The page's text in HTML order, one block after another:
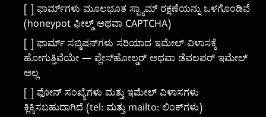
[ ] ಫಾರ್ಮ್‌ಗಳು ಮೂಲಭೂತ ಸ್ಪ್ಯಾಮ್ ರಕ್ಷಣೆಯನ್ನು ಒಳಗೊಂಡಿವೆ
(honeypot ಫೀಲ್ಡ್ ಅಥವಾ CAPTCHA)
[ ] ಫಾರ್ಮ್ ಸಬ್ಮಿಷನ್‌ಗಳು ಸರಿಯಾದ ಇಮೇಲ್ ವಿಳಾಸಕ್ಕೆ
ಹೋಗುತ್ತಿವೆಯೇ — ಪ್ಲೇಸ್‌ಹೋಲ್ಡರ್ ಅಥವಾ ಡೆವಲಪರ್ ಇಮೇಲ್
ಅಲ್ಲ
[ ] ಫೋನ್ ಸಂಖ್ಯೆಗಳು ಮತ್ತು ಇಮೇಲ್ ವಿಳಾಸಗಳು
ಕ್ಲಿಕ್ಕಿಸಬಹುದಾಗಿದೆ (tel: ಮತ್ತು mailto: ಲಿಂಕ್‌ಗಳು)